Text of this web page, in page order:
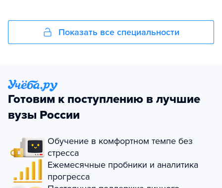
Показать все специальности
Готовим к поступлению в лучшие
вузы России
Обучение в комфортном темпе без
стресса
Ежемесячные пробники и аналитика
прогресса